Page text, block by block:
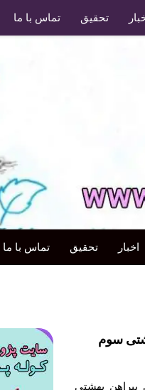
تحقیق تماس با ما
اخبار تحقیق تماس با ما
سوم
بهشتی